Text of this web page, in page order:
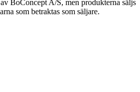
BoConcept A/S, men produkterna säljs
som betraktas som säljare.